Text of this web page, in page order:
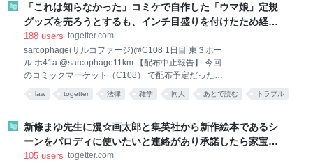
る仕事だけを待っていたとでも思っているのでしょう
か。 身体を使う仕事へ行った人間なんて、いくらでも
います。 見えていないだけです。 建設へ行った。 物
行った。 非正規でも何でも、とにかく食うために働い
た。 そしてそこで、低賃金、長時間労働、使い捨てに
近い働かせ方に、死にものぐるいで耐えてきた人たち
がいる。 それを今になって、 「仕事はあった」 「選
「これは知らなかった」コミケで自作した「ウマ娘」定規
グッズを売ろうとするも、インチ目盛りを付けたため経産
省の規約に抵触、販売見送りに
188 users togetter.com
sarcophage(サルコファージ)@C108 1日目 東３ホー
ル ホ41a @sarcophage11km 【配布中止報告】 今回
のコミックマーケット（C108） で配布予定だったグ
ッズ 「オグリキャップタマモクロスアクリル定規」 の
配布を撤回することになりました。
2026-08-08 00:35:44 sarcophage(サルコファー
ジ)@C108 1日目 東３ホール ホ41a
@sarcophage11km 今回制作した、オグタマの卓上用
law togetter 法律 雑学 同人 あとで読む トラブル
新條まゆ先生に漫☆画太郎と集英社から新作絵本であるシ
ーンをパロディに使いたいと連絡があり承諾したら家宝レ
ベルのとんでもないものが届いた
105 users togetter.com